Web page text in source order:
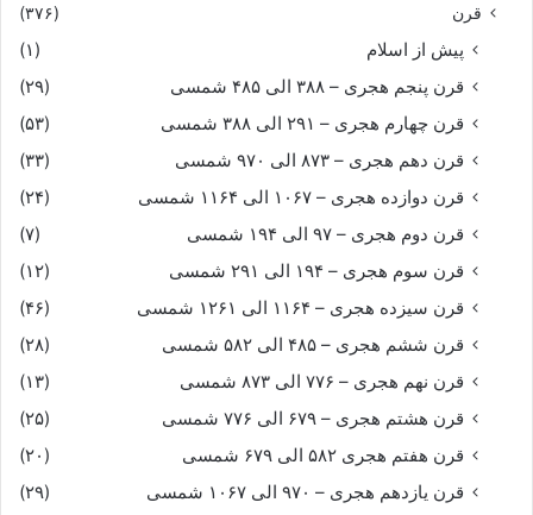
قرن
(۳۷۶)
پیش از اسلام
(۱)
قرن پنجم هجری – ۳۸۸ الی ۴۸۵ شمسی
(۲۹)
قرن چهارم هجری – ۲۹۱ الی ۳۸۸ شمسی
(۵۳)
قرن دهم هجری – ۸۷۳ الی ۹۷۰ شمسی
(۳۳)
قرن دوازده هجری – ۱۰۶۷ الی ۱۱۶۴ شمسی
(۲۴)
قرن دوم هجری – ۹۷ الی ۱۹۴ شمسی
(۷)
قرن سوم هجری – ۱۹۴ الی ۲۹۱ شمسی
(۱۲)
قرن سیزده هجری – ۱۱۶۴ الی ۱۲۶۱ شمسی
(۴۶)
قرن ششم هجری – ۴۸۵ الی ۵۸۲ شمسی
(۲۸)
قرن نهم هجری – ۷۷۶ الی ۸۷۳ شمسی
(۱۳)
قرن هشتم هجری – ۶۷۹ الی ۷۷۶ شمسی
(۲۵)
قرن هفتم هجری ۵۸۲ الی ۶۷۹ شمسی
(۲۰)
قرن یازدهم هجری – ۹۷۰ الی ۱۰۶۷ شمسی
(۲۹)